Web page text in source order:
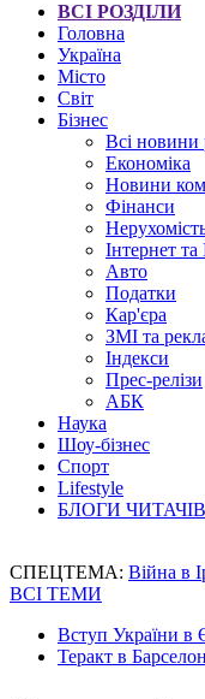
ВСІ РОЗДІЛИ
Головна
Україна
Місто
Світ
Бізнес
Всі новини
Економіка
Новини
Фінанси
Інтернет та
Авто
Податки
Кар'єра
ЗМІ та
Індекси
Прес-релізи
АБК
Наука
Шоу-бізнес
Спорт
Lifestyle
БЛОГИ ЧИТАЧІВ
СПЕЦТЕМА: Війна в
ВСІ ТЕМИ
Вступ України в
Теракт в